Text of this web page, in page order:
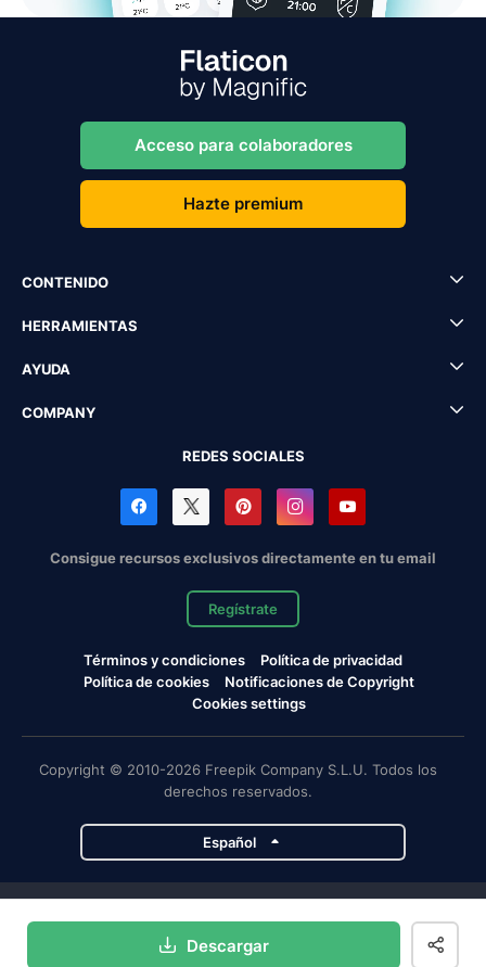
Descargar
Acceso para colaboradores
Hazte premium
CONTENIDO
HERRAMIENTAS
AYUDA
COMPANY
REDES SOCIALES
Consigue recursos exclusivos directamente en tu email
Regístrate
Términos y condiciones
Política de privacidad
Política de cookies
Notificaciones de Copyright
Cookies settings
Copyright © 2010-2026 Freepik Company S.L.U. Todos los
derechos reservados.
Español
Magnific Flaticon